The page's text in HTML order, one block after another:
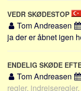
VEDR SKØDESTOP
Tom Andreasen
ja der er åbnet igen
ENDELIG SKØDE
Tom Andreasen
regler,